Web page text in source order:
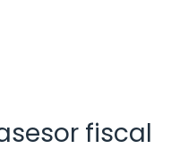
fiscal